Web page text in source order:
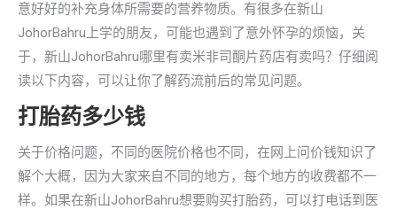
意好好的补充身体所需要的营养物质。有很多在新山
JohorBahru上学的朋友，可能也遇到了意外怀孕的烦恼，关
于，新山JohorBahru哪里有卖米非司酮片药店有卖吗？仔细阅
读以下内容，可以让你了解药流前后的常见问题。
打胎药多少钱
关于价格问题，不同的医院价格也不同，在网上问价钱知识了
解个大概，因为大家来自不同的地方，每个地方的收费都不一
样。如果在新山JohorBahru想要购买打胎药，可以打电话到医